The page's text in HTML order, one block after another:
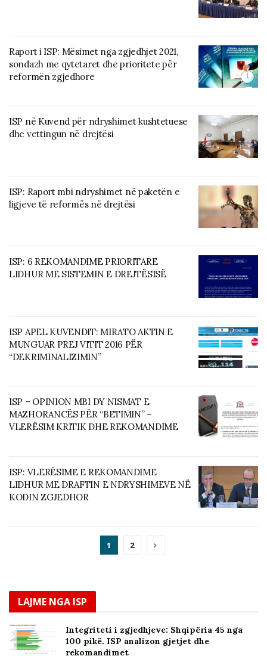
Raport i ISP: Mësimet nga zgjedhjet 2021,
sondazh me qytetaret dhe prioritete për
reformën zgjedhore
ISP në Kuvend për ndryshimet kushtetuese
dhe vettingun në drejtësi
ISP: Raport mbi ndryshimet në paketën e
ligjeve të reformës në drejtësi
ISP: 6 REKOMANDIME PRIORITARE
LIDHUR ME SISTEMIN E DREJTËSISË
ISP APEL KUVENDIT: MIRATO AKTIN E
MUNGUAR PREJ VITIT 2016 PËR
“DEKRIMINALIZIMIN”
ISP – OPINION MBI DY NISMAT E
MAZHORANCËS PËR “BETIMIN” –
VLERËSIM KRITIK DHE REKOMANDIME
ISP: VLERËSIME E REKOMANDIME
LIDHUR ME DRAFTIN E NDRYSHIMEVE NË
KODIN ZGJEDHOR
1 2
LAJME NGA ISP
Integriteti i zgjedhjeve: Shqipëria 45 nga
100 pikë. ISP analizon gjetjet dhe
rekomandimet